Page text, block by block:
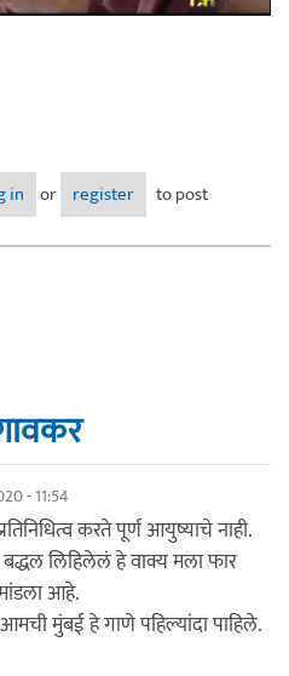
योगदिनाच्या निमित्ताने...
in or register
to post
- 11:54
करते पूर्ण आयुष्याचे नाही.
बद्धल लिहिलेलं हे वाक्य मला फार
आहे.
मुंबई हे गाणे पहिल्यांदा पाहिले.